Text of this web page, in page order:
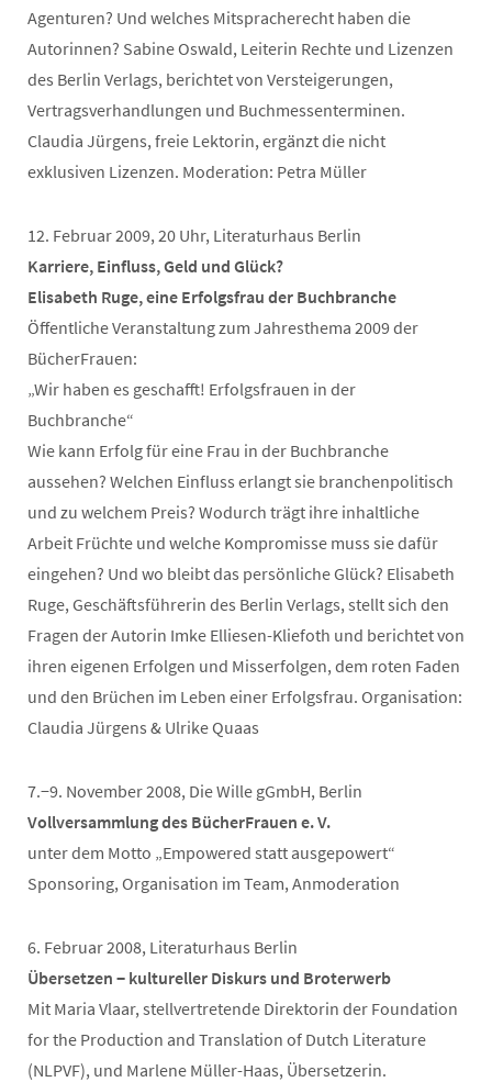
Agenturen? Und welches Mitspracherecht haben die
Autorinnen? Sabine Oswald, Leiterin Rechte und Lizenzen
des Berlin Verlags, berichtet von Versteigerungen,
Vertragsverhandlungen und Buchmessenterminen.
Claudia Jürgens, freie Lektorin, ergänzt die nicht
exklusiven Lizenzen. Moderation: Petra Müller
12. Februar 2009, 20 Uhr, Literaturhaus Berlin
Karriere, Einfluss, Geld und Glück?
Elisabeth Ruge, eine Erfolgsfrau der Buchbranche
Öffentliche Veranstaltung zum Jahresthema 2009 der
BücherFrauen:
„Wir haben es geschafft! Erfolgsfrauen in der
Buchbranche“
Wie kann Erfolg für eine Frau in der Buchbranche
aussehen? Welchen Einfluss erlangt sie branchenpolitisch
und zu welchem Preis? Wodurch trägt ihre inhaltliche
Arbeit Früchte und welche Kompromisse muss sie dafür
eingehen? Und wo bleibt das persönliche Glück? Elisabeth
Ruge, Geschäftsführerin des Berlin Verlags, stellt sich den
Fragen der Autorin Imke Elliesen-Kliefoth und berichtet von
ihren eigenen Erfolgen und Misserfolgen, dem roten Faden
und den Brüchen im Leben einer Erfolgsfrau. Organisation:
Claudia Jürgens & Ulrike Quaas
7.−9. November 2008, Die Wille gGmbH, Berlin
Vollversammlung des BücherFrauen e. V.
unter dem Motto „Empowered statt ausgepowert“
Sponsoring, Organisation im Team, Anmoderation
6. Februar 2008, Literaturhaus Berlin
Übersetzen − kultureller Diskurs und Broterwerb
Mit Maria Vlaar, stellvertretende Direktorin der Foundation
for the Production and Translation of Dutch Literature
(NLPVF), und Marlene Müller-Haas, Übersetzerin.